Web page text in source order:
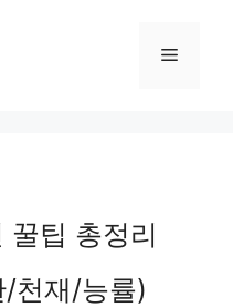
Menu
꿀팁 총정리
천재/능률)